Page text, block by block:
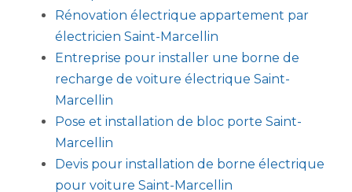
Rénovation électrique appartement par
électricien Saint-Marcellin
Entreprise pour installer une borne de
recharge de voiture électrique Saint-
Marcellin
Pose et installation de bloc porte Saint-
Marcellin
Devis pour installation de borne électrique
pour voiture Saint-Marcellin